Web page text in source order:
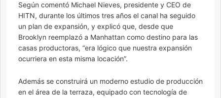
Según comentó Michael Nieves, presidente y CEO de
HITN, durante los últimos tres años el canal ha seguido
un plan de expansión, y explicó que, desde que
Brooklyn reemplazó a Manhattan como destino para las
casas productoras, “era lógico que nuestra expansión
ocurriera en esta misma locación”.
Además se construirá un moderno estudio de producción
en el área de la terraza, equipado con tecnología de